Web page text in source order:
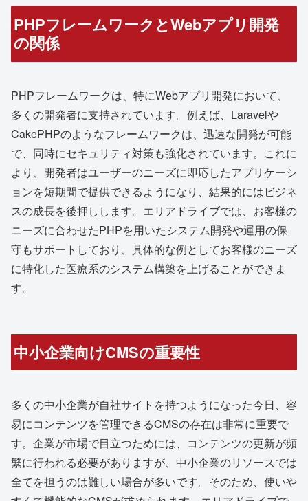
PHPフレームワークとWebアプリ開発
の関係
PHPフレームワークは、特にWebアプリ開発において、
多くの開発者に支持されています。例えば、Laravelや
CakePHPのようなフレームワークは、迅速な開発が可能
で、同時にセキュリティ対策も強化されています。これに
より、開発者はユーザーのニーズに即応したアプリケーシ
ョンを短期間で提供できるようになり、結果的にはビジネ
スの成長を後押しします。エリアドライブでは、お客様の
ニーズに合わせたPHPを用いたシステム開発や運用の保
守もサポートしており、具体的な例としてお客様のニーズ
に特化した医療系のシステム構築を上げることができま
す。
中小企業向けCMSの重要性
多くの中小企業が自社サイトを持つようになった今日、容
易にコンテンツを管理できるCMSの存在は非常に重要で
す。企業が市場で目立つためには、コンテンツの更新が頻
繁に行われる必要がありますが、中小企業のリソースでは
全てを担うのは難しい場合が多いです。そのため、使いや